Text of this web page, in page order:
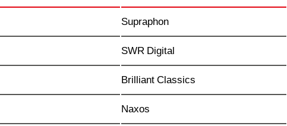
Supraphon
SWR Digital
Brilliant Classics
Naxos